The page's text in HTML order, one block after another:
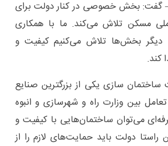
گفت: بخش خصوصی در کنار دولت برای
مسکن تلاش می‌کند. ما با همکاری
دیگر بخش‌ها تلاش می‌کنیم کیفیت و
کند.
سازی یکی از بزرگترین صنایع
بین وزارت راه و شهرسازی و انبوه
می‌توان ساختمان‌هایی با کیفیت و
دولت باید حمایت‌های لازم را از